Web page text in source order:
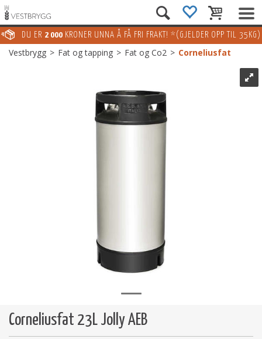
DU ER 2 000 KRONER UNNA Å FÅ FRI FRAKT! *(GJELDER OPP TIL 35KG)
Vestbrygg>Fat og tapping>Fat og Co2>Corneliusfat
Corneliusfat 23L Jolly AEB